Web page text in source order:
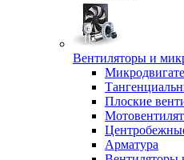
Вентиляторы и
Плоские
Арматура